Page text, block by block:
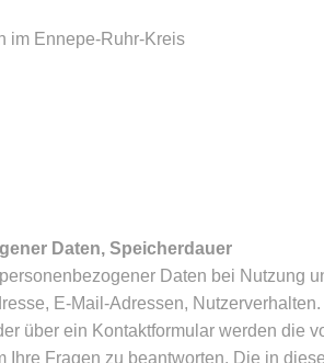
im Ennepe-Ruhr-Kreis
Daten, Speicherdauer
Daten bei Nutzung
E-Mail-Adressen, Nutzerverhalten.
über ein Kontaktformular werden die
Ihre Fragen zu beantworten. Die in